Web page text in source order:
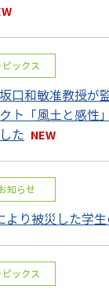
ピックス
口和敏准教授が
ト「風土と感性
た
知らせ
より被災した学
ピックス